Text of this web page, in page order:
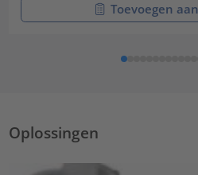
Toevoegen
Oplossingen